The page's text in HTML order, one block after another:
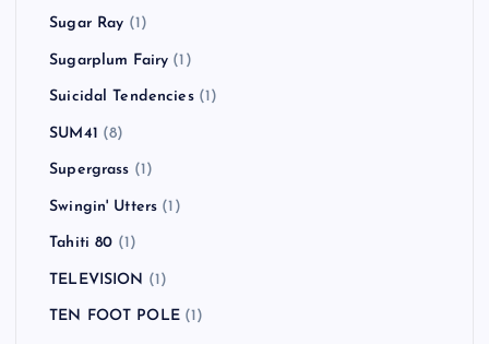
Sugar Ray (1)
Sugarplum Fairy (1)
Suicidal Tendencies(1)
SUM41 (8)
Supergrass (1)
Swingin' Utters (1)
Tahiti 80 (1)
TELEVISION (1)
TEN FOOT POLE(1)